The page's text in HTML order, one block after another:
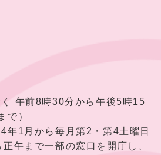
午前8時30分から午後5時15
で）
ら毎月第2・第4土曜日
午まで一部の窓口を開庁し、